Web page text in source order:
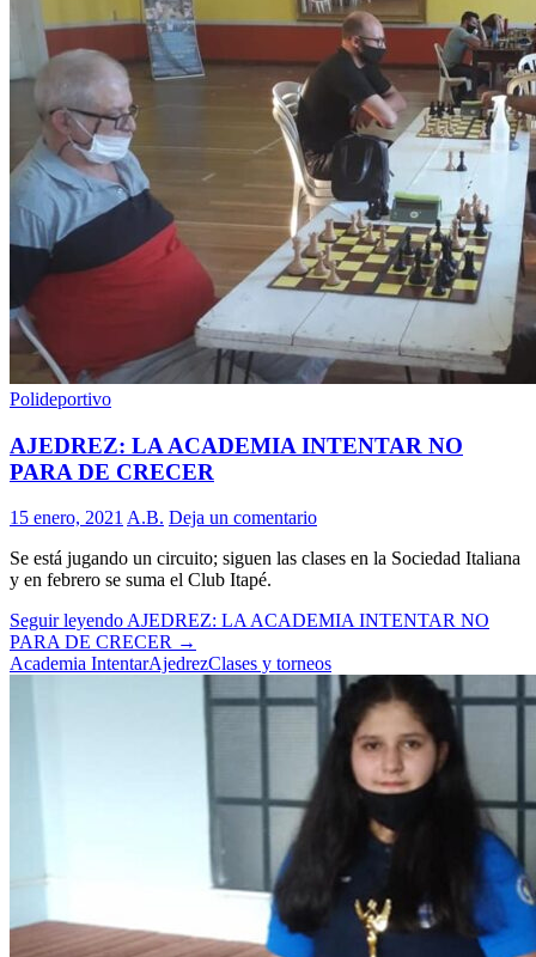
Polideportivo
AJEDREZ: LA ACADEMIA INTENTAR NO
PARA DE CRECER
15 enero, 2021 A.B. Deja un comentario
Se está jugando un circuito; siguen las clases en la Sociedad Italiana
y en febrero se suma el Club Itapé.
Seguir leyendoAJEDREZ: LA ACADEMIA INTENTAR NO
PARA DE CRECER →
Academia IntentarAjedrezClases y torneos